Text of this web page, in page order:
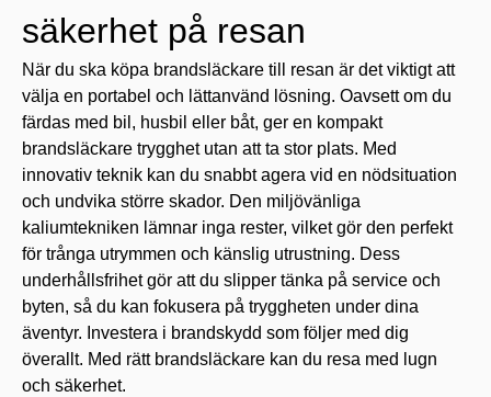
säkerhet på resan
När du ska köpa brandsläckare till resan är det viktigt att
välja en portabel och lättanvänd lösning. Oavsett om du
färdas med bil, husbil eller båt, ger en kompakt
brandsläckare trygghet utan att ta stor plats. Med
innovativ teknik kan du snabbt agera vid en nödsituation
och undvika större skador. Den miljövänliga
kaliumtekniken lämnar inga rester, vilket gör den perfekt
för trånga utrymmen och känslig utrustning. Dess
underhållsfrihet gör att du slipper tänka på service och
byten, så du kan fokusera på tryggheten under dina
äventyr. Investera i brandskydd som följer med dig
överallt. Med rätt brandsläckare kan du resa med lugn
och säkerhet.